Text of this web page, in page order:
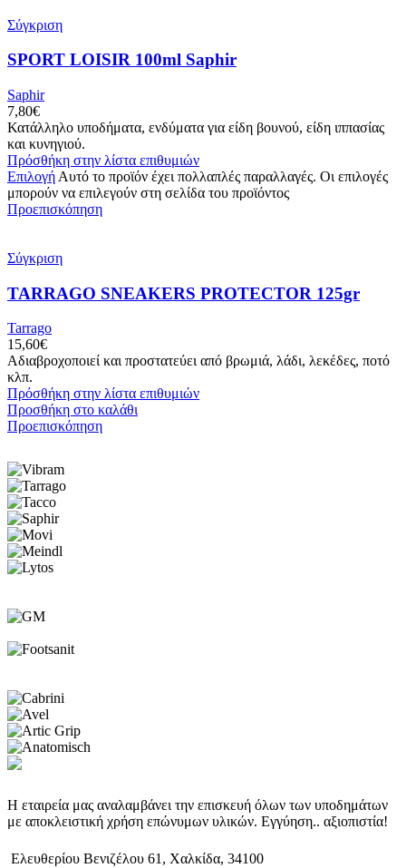
Σύγκριση
SPORT LOISIR 100ml Saphir
Saphir
7,80€
Κατάλληλο υποδήματα, ενδύματα για είδη βουνού, είδη ιππασίας
και κυνηγιού.
Πρόσθήκη στην λίστα επιθυμιών
Επιλογή Αυτό το προϊόν έχει πολλαπλές παραλλαγές. Οι επιλογές
μπορούν να επιλεγούν στη σελίδα του προϊόντος
Προεπισκόπηση
Σύγκριση
TARRAGO SNEAKERS PROTECTOR 125gr
Tarrago
15,60€
Αδιαβροχοποιεί και προστατεύει από βρωμιά, λάδι, λεκέδες, ποτό
κλπ.
Πρόσθήκη στην λίστα επιθυμιών
Προσθήκη στο καλάθι
Προεπισκόπηση
Η εταιρεία μας αναλαμβάνει την επισκευή όλων των υποδημάτων
με αποκλειστική χρήση επώνυμων υλικών. Εγγύηση.. αξιοπιστία!
Ελευθερίου Βενιζέλου 61, Χαλκίδα, 34100